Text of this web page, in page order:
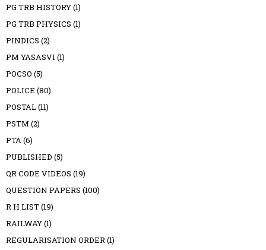
PG TRB HISTORY(1)
PG TRB PHYSICS (1)
PINDICS (2)
PM YASASVI (1)
POCSO (5)
POLICE (80)
POSTAL(11)
PSTM (2)
PTA(6)
PUBLISHED (5)
QR CODE VIDEOS (19)
QUESTION PAPERS (100)
R H LIST(19)
RAILWAY(1)
REGULARISATION ORDER(1)